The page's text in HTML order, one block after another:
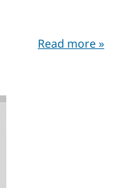
Read more »